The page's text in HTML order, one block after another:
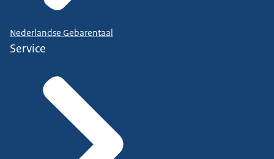
Nederlandse Gebarentaal
Service